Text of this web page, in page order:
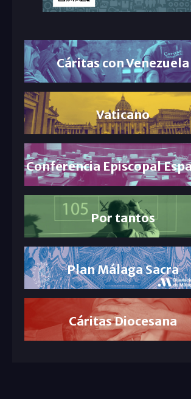
Cáritas con Venezuela
Vaticano
Conferencia Episcopal
Por tantos
Plan Málaga Sacra
Cáritas Diocesana